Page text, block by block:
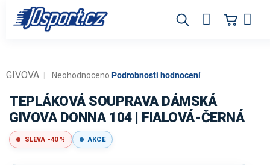
obsah
Průměrné
produktu
je
0,0
z
5
Neohodnoceno Podrobnosti hodnocení
GIVOVA
TEPLÁKOVÁ SOUPRAVA DÁMSKÁ
GIVOVA DONNA 104 | FIALOVÁ-ČERNÁ
SLEVA -40 % AKCE